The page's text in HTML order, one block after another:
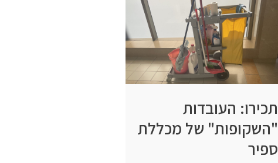
תכירו: העובדות
"השקופות" של מכללת
ספיר